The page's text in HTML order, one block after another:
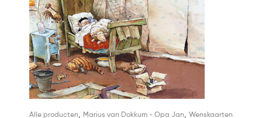
Alle producten Marius van Dokkum - Opa Jan Wenskaarten